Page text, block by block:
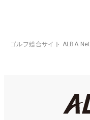
ゴルフ総合サイト ALBA Net